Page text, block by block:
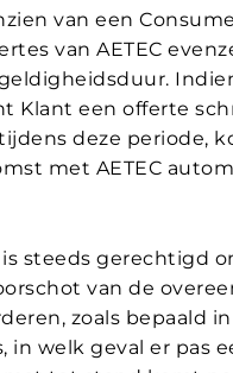
van een
van AETEC
Klant een offerte
deze periode,
met AETEC
is steeds gerechtigd
van de
zoals bepaald
in welk geval er pas